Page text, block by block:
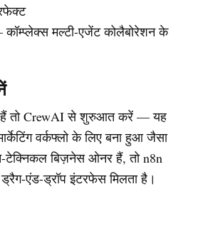
मल्टी-एजेंट कोलैबोरेशन के
हैं तो CrewAI से शुरुआत करें — यह
वर्कफ्लो के लिए बना हुआ जैसा
बिज़नेस ओनर हैं, तो n8n
एंड-ड्रॉप इंटरफेस मिलता है।